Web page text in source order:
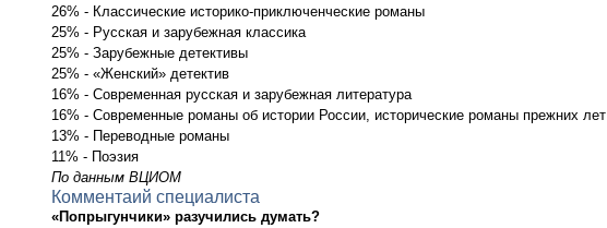
26% - Классические историко-приключенческие романы
25% - Русская и зарубежная классика
25% - Зарубежные детективы
25% - «Женский» детектив
16% - Современная русская и зарубежная литература
16% - Современные романы об истории России, исторические романы прежних лет
13% - Переводные романы
11% - Поэзия
По данным ВЦИОМ
Комментаий специалиста
«Попрыгунчики» разучились думать?